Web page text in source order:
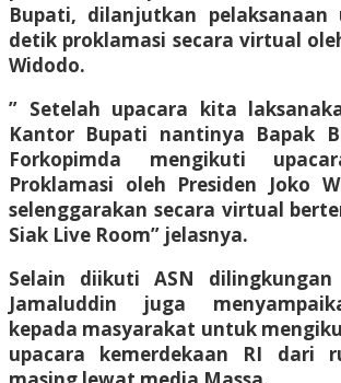
Bupati, dilanjutkan pelaksanaan
detik proklamasi secara virtual
Widodo.
” Setelah upacara kita
Kantor Bupati nantinya Bapak
Forkopimda mengikuti
Proklamasi oleh Presiden Joko
selenggarakan secara virtual
Siak Live Room” jelasnya.
Selain diikuti ASN dilingkungan
Jamaluddin juga
kepada masyarakat untuk
upacara kemerdekaan RI dari